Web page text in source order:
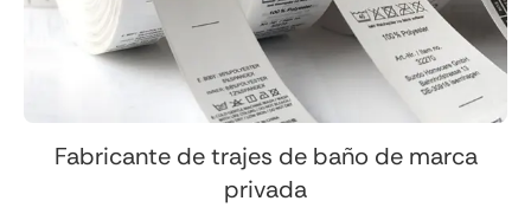
Fabricante de trajes de baño de marca
privada